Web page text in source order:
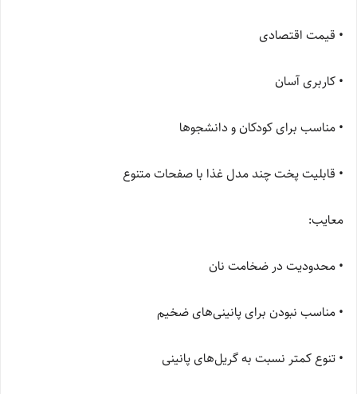
• قیمت اقتصادی
• کاربری آسان
• مناسب برای کودکان و دانشجوها
• قابلیت پخت چند مدل غذا با صفحات متنوع
معایب:
• محدودیت در ضخامت نان
• مناسب نبودن برای پانینی‌های ضخیم
• تنوع کمتر نسبت به گریل‌های پانینی